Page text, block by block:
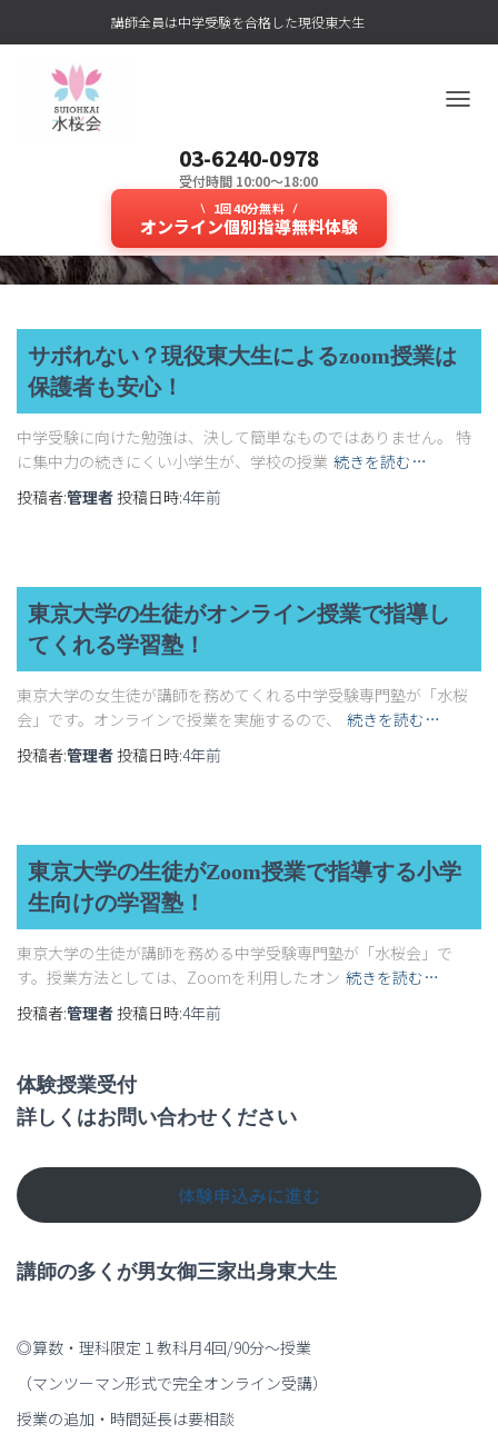
講師全員は中学受験を合格した現役東大生
03-6240-0978
受付時間 10:00～18:00
1回40分無料
オンライン個別指導無料体験
を
切
替
#授業
サボれない？現役東大生によるzoom授業は
保護者も安心！
中学受験に向けた勉強は、決して簡単なものではありません。 特
に集中力の続きにくい小学生が、学校の授業 続きを読む…
投稿者:管理者投稿日時:4年前
東京大学の生徒がオンライン授業で指導し
てくれる学習塾！
東京大学の女生徒が講師を務めてくれる中学受験専門塾が「水桜
会」です。オンラインで授業を実施するので、
続きを読む…
投稿者:管理者投稿日時:4年前
東京大学の生徒がZoom授業で指導する小学
生向けの学習塾！
東京大学の生徒が講師を務める中学受験専門塾が「水桜会」で
す。授業方法としては、Zoomを利用したオン 続きを読む…
投稿者:管理者投稿日時:4年前
体験授業受付
詳しくはお問い合わせください
体験申込みに進む
講師の多くが男女御三家出身東大生
◎算数・理科限定１教科月4回/90分～授業
（マンツーマン形式で完全オンライン受講）
授業の追加・時間延長は要相談